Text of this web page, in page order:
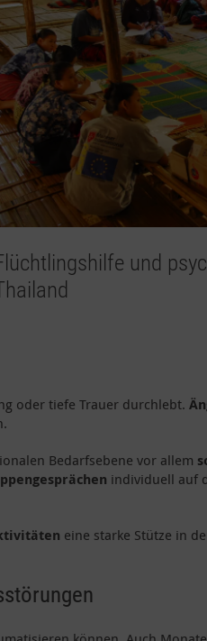
und
oder tiefe Trauer durchlebt.
Bedarfsebene vor allem
individuell auf
eine starke Stütze in